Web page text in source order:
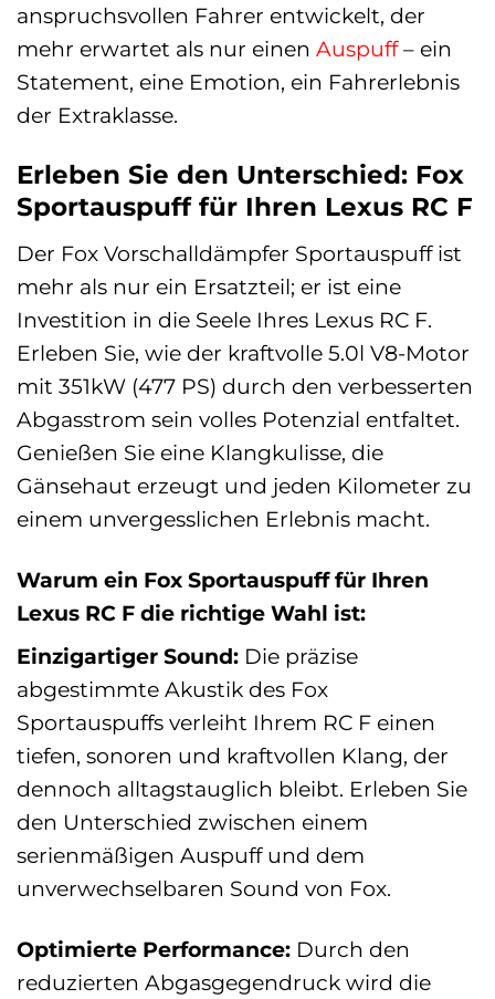
anspruchsvollen Fahrer entwickelt, der
mehr erwartet als nur einen Auspuff– ein
Statement, eine Emotion, ein Fahrerlebnis
der Extraklasse.
Erleben Sie den Unterschied: Fox
Sportauspuff für Ihren Lexus RC F
Der Fox Vorschalldämpfer Sportauspuff ist
mehr als nur ein Ersatzteil; er ist eine
Investition in die Seele Ihres Lexus RC F.
Erleben Sie, wie der kraftvolle 5.0l V8-Motor
mit 351kW (477 PS) durch den verbesserten
Abgasstrom sein volles Potenzial entfaltet.
Genießen Sie eine Klangkulisse, die
Gänsehaut erzeugt und jeden Kilometer zu
einem unvergesslichen Erlebnis macht.
Warum ein Fox Sportauspuff für Ihren
Lexus RC F die richtige Wahl ist:
Einzigartiger Sound: Die präzise
abgestimmte Akustik des Fox
Sportauspuffs verleiht Ihrem RC F einen
tiefen, sonoren und kraftvollen Klang, der
dennoch alltagstauglich bleibt. Erleben Sie
den Unterschied zwischen einem
serienmäßigen Auspuff und dem
unverwechselbaren Sound von Fox.
Optimierte Performance: Durch den
reduzierten Abgasgegendruck wird die